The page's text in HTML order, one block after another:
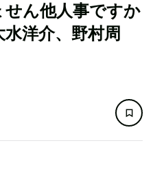
せん他人事ですか
洋介、野村周